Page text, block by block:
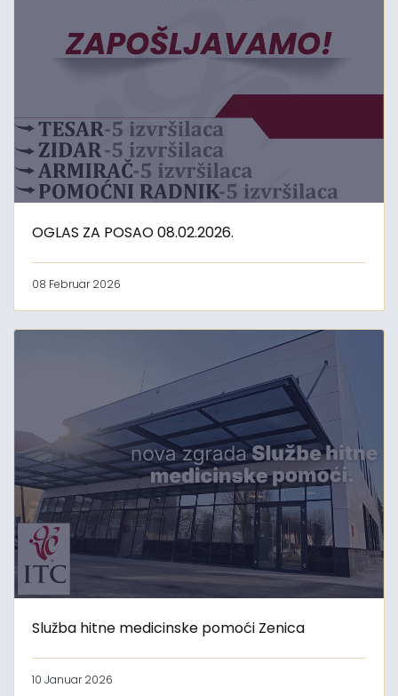
OGLAS ZA POSAO 08.02.2026.
08 Februar 2026
Služba hitne medicinske pomoći Zenica
10 Januar 2026